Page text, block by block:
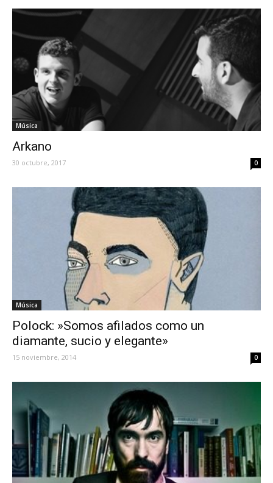
Música
Arkano
30 octubre, 2017 0
Música
Polock: »Somos afilados como un
diamante, sucio y elegante»
15 noviembre, 2014 0